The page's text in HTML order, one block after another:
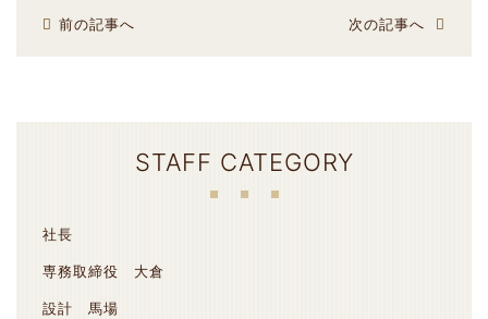
前の記事へ 次の記事へ
STAFF CATEGORY
社長
専務取締役 大倉
設計 馬場